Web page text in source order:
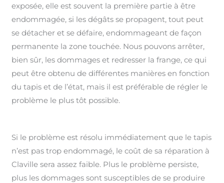
exposée, elle est souvent la première partie à être
endommagée, si les dégâts se propagent, tout peut
se détacher et se défaire, endommageant de façon
permanente la zone touchée. Nous pouvons arrêter,
bien sûr, les dommages et redresser la frange, ce qui
peut être obtenu de différentes manières en fonction
du tapis et de l’état, mais il est préférable de régler le
problème le plus tôt possible.
Si le problème est résolu immédiatement que le tapis
n’est pas trop endommagé, le coût de sa réparation à
Claville sera assez faible. Plus le problème persiste,
plus les dommages sont susceptibles de se produire